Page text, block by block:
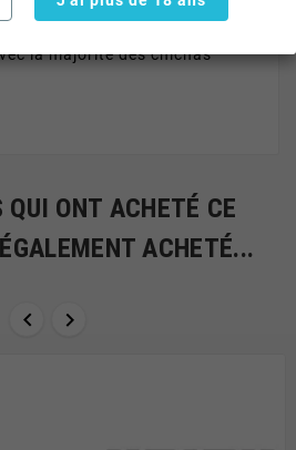
la majorité des chichas
ONT ACHETÉ CE
ACHETÉ...
 